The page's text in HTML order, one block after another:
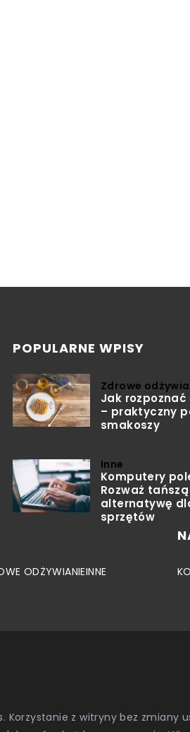
POPULARNE WPISY
Zdrowe
Jak
– praktyczny
smakoszy
Inne
Komputery
Rozważ
alternatywę
sprzętów
ODŻYWIANIEINNE
z witryny bez zmiany